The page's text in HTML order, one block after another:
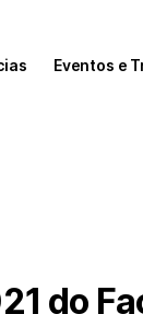
Eventos e
do